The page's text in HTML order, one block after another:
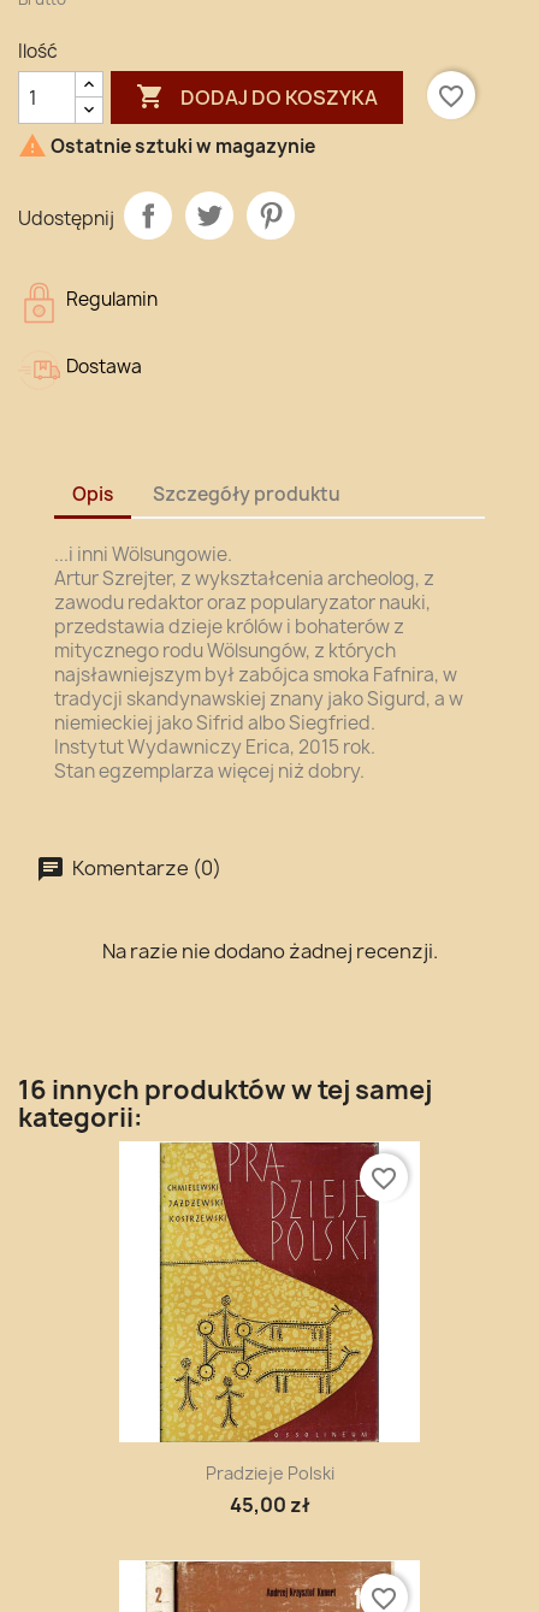
Ilość
 DODAJ DO KOSZYKA
favorite_border
 Ostatnie sztuki w magazynie
Udostępnij
Regulamin
Dostawa
Opis Szczegóły produktu
...i inniWölsungowie.
Artur Szrejter, z wykształcenia archeolog, z
zawodu redaktor oraz popularyzator nauki,
przedstawia dzieje królów i bohaterów z
mitycznego rodu Wölsungów, z których
najsławniejszym był zabójca smoka Fafnira, w
tradycji skandynawskiej znany jako Sigurd, a w
niemieckiej jako Sifrid albo Siegfried.
Instytut Wydawniczy Erica, 2015 rok.
Stan egzemplarza więcej niż dobry.
Komentarze (0)
Na razie nie dodano żadnej recenzji.
16 innych produktów w tej samej
kategorii:
Pradzieje Polski
45,00 zł
favorite_border
favorite_border